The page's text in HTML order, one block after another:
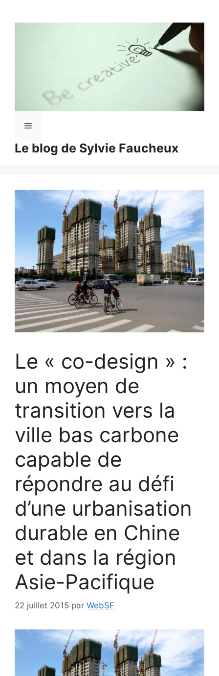
Le blog de Sylvie Faucheux
Menu
Le « co-design » :
un moyen de
transition vers la
ville bas carbone
capable de
répondre au défi
d’une urbanisation
durable en Chine
et dans la région
Asie-Pacifique
22 juillet 2015 par WebSF